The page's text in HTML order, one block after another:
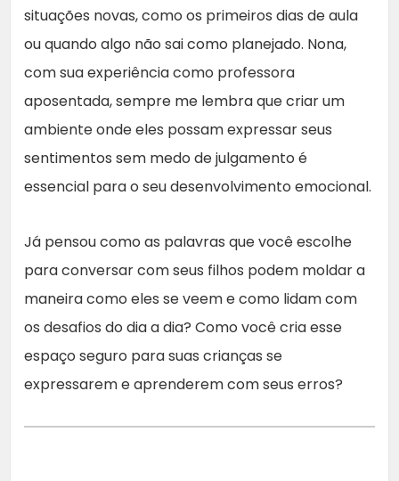
situações novas, como os primeiros dias de aula
ou quando algo não sai como planejado. Nona,
com sua experiência como professora
aposentada, sempre me lembra que criar um
ambiente onde eles possam expressar seus
sentimentos sem medo de julgamento é
essencial para o seu desenvolvimento emocional.
Já pensou como as palavras que você escolhe
para conversar com seus filhos podem moldar a
maneira como eles se veem e como lidam com
os desafios do dia a dia? Como você cria esse
espaço seguro para suas crianças se
expressarem e aprenderem com seus erros?